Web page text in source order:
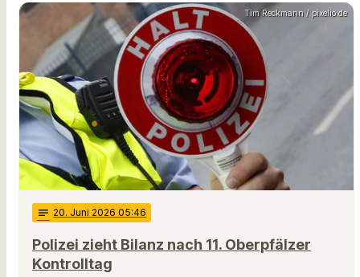
Tim Reckmann / pixelio.de
notes 20. Juni 2026 05:46
Polizei zieht Bilanz nach 11. Oberpfälzer
Kontrolltag